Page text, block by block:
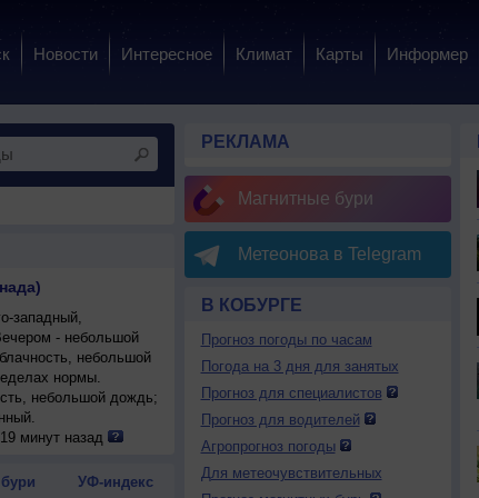
Новости Интересное Климат Карты Информер
западный,
- небольшой
небольшой
нормы.
небольшой дождь;
возможна
ночью +18..20°,
минут назад
УФ-индекс
РЕКЛАМА
Магнитные бури
Метеонова в Telegram
В КОБУРГЕ
Прогноз погоды по часам
Погода на 3 дня для занятых
Прогноз для специалистов
Прогноз для водителей
Агропрогноз погоды
Для метеочувствительных